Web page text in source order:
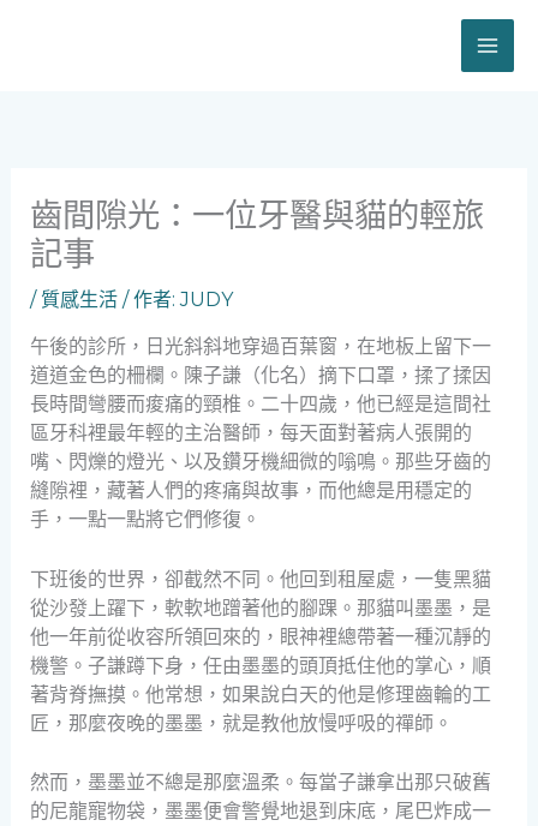
齒間隙光：一位牙醫與貓的輕旅
記事
/ 質感生活/ 作者:JUDY
午後的診所，日光斜斜地穿過百葉窗，在地板上留下一
道道金色的柵欄。陳子謙（化名）摘下口罩，揉了揉因
長時間彎腰而痠痛的頸椎。二十四歲，他已經是這間社
區牙科裡最年輕的主治醫師，每天面對著病人張開的
嘴、閃爍的燈光、以及鑽牙機細微的嗡鳴。那些牙齒的
縫隙裡，藏著人們的疼痛與故事，而他總是用穩定的
手，一點一點將它們修復。
下班後的世界，卻截然不同。他回到租屋處，一隻黑貓
從沙發上躍下，軟軟地蹭著他的腳踝。那貓叫墨墨，是
他一年前從收容所領回來的，眼神裡總帶著一種沉靜的
機警。子謙蹲下身，任由墨墨的頭頂抵住他的掌心，順
著背脊撫摸。他常想，如果說白天的他是修理齒輪的工
匠，那麼夜晚的墨墨，就是教他放慢呼吸的禪師。
然而，墨墨並不總是那麼溫柔。每當子謙拿出那只破舊
的尼龍寵物袋，墨墨便會警覺地退到床底，尾巴炸成一